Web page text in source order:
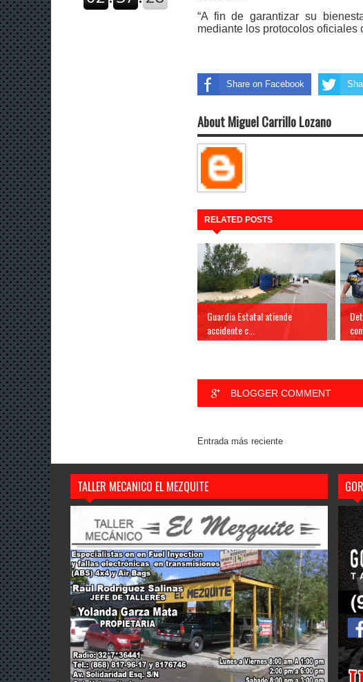
“A fin de garantizar su
mediante los protocolos oficiales
Share on Facebook
About Miguel Carrillo Lozano
RELATED POSTS
Guardia Estatal atiende
accidente c...
BLOGGER COMMENT
Entrada más reciente
TALLER MECANICO EL MEZQUITE